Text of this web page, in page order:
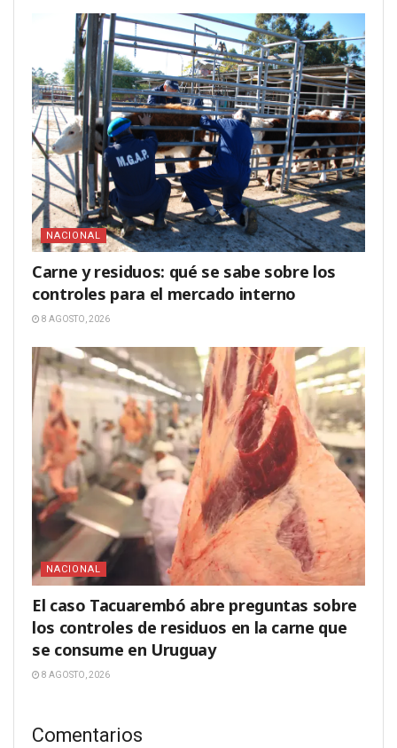
NACIONAL
Carne y residuos: qué se sabe sobre los
controles para el mercado interno
8 AGOSTO, 2026
NACIONAL
El caso Tacuarembó abre preguntas sobre
los controles de residuos en la carne que
se consume en Uruguay
8 AGOSTO, 2026
Comentarios